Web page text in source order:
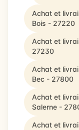
Achat et
Bois - 27220
Achat et
27230
Achat et
Bec - 27800
Achat et
Salerne -
Achat et